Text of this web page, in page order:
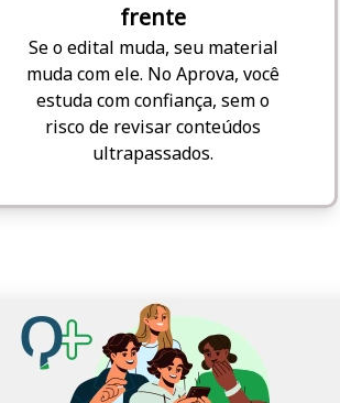
frente
Se o edital muda, seu material
muda com ele. No Aprova, você
estuda com confiança, sem o
risco de revisar conteúdos
ultrapassados.